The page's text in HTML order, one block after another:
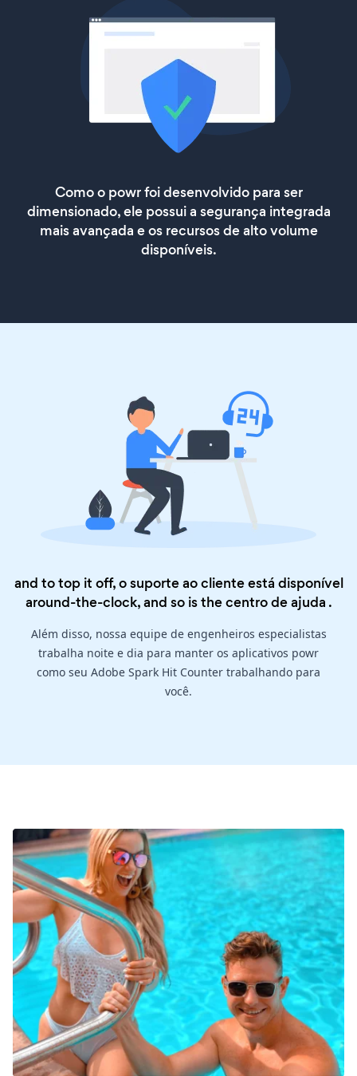
Como o powr foi desenvolvido para ser
dimensionado, ele possui a segurança integrada
mais avançada e os recursos de alto volume
disponíveis.
and to top it off, o suporte ao cliente está disponível
around-the-clock, and so is thecentro de ajuda .
Além disso, nossa equipe de engenheiros especialistas
trabalha noite e dia para manter os aplicativos powr
como seu Adobe Spark Hit Counter trabalhando para
você.